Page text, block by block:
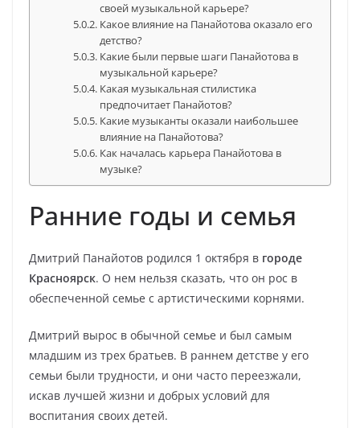
своей музыкальной карьере?
Какое влияние на Панайотова оказало его
детство?
Какие были первые шаги Панайотова в
музыкальной карьере?
Какая музыкальная стилистика
предпочитает Панайотов?
Какие музыканты оказали наибольшее
влияние на Панайотова?
Как началась карьера Панайотова в
музыке?
Ранние годы и семья
Дмитрий Панайотов родился 1 октября в городе
Красноярск. О нем нельзя сказать, что он рос в
обеспеченной семье с артистическими корнями.
Дмитрий вырос в обычной семье и был самым
младшим из трех братьев. В раннем детстве у его
семьи были трудности, и они часто переезжали,
искав лучшей жизни и добрых условий для
воспитания своих детей.